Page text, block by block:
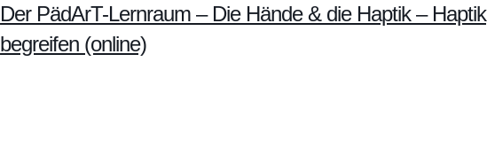
Der PädArT-Lernraum – Die Hände & die Haptik – Haptik
begreifen (online)